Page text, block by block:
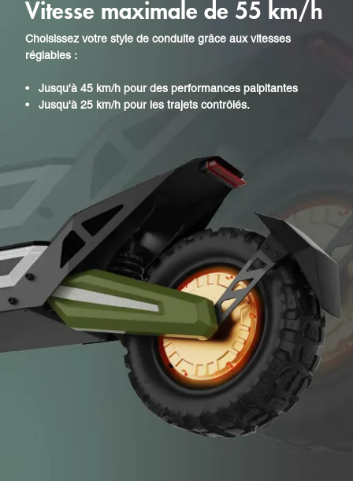
Vitesse maximale de 55 km/h
Choisissez votre style de conduite grâce aux vitesses
réglables :
•
Jusqu'à 45 km/h pour des performances palpitantes
•
Jusqu'à 25 km/h pour les trajets contrôlés.